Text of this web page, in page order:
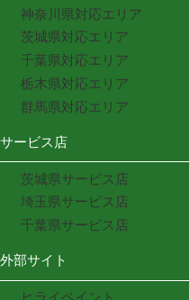
神奈川県対応エリア
茨城県対応エリア
千葉県対応エリア
栃木県対応エリア
群馬県対応エリア
サービス店
茨城県サービス店
埼玉県サービス店
千葉県サービス店
外部サイト
ヒライペイント